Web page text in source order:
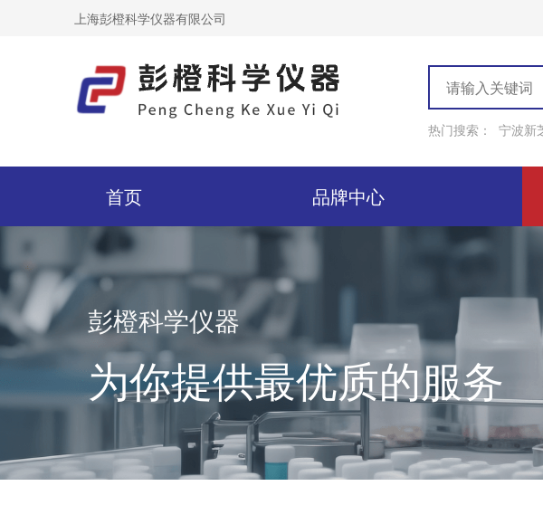
上海彭橙科学仪器有限公司
热门搜索： 宁波新
首页 品牌中心
彭橙科学仪器
为你提供最优质的服务